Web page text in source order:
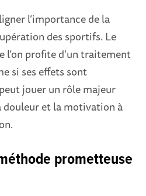
l’importance de la
des sportifs. Le
l’on profite d’un traitement
si ses effets sont
jouer un rôle majeur
douleur et la motivation à
prometteuse